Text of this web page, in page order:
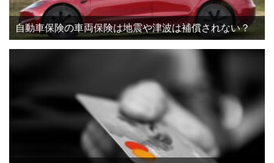
自動車保険の車両保険は地震や津波は補償されない？